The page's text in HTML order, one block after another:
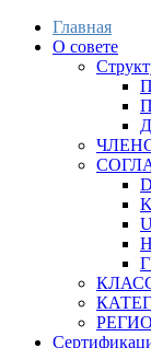
Главная
О совете